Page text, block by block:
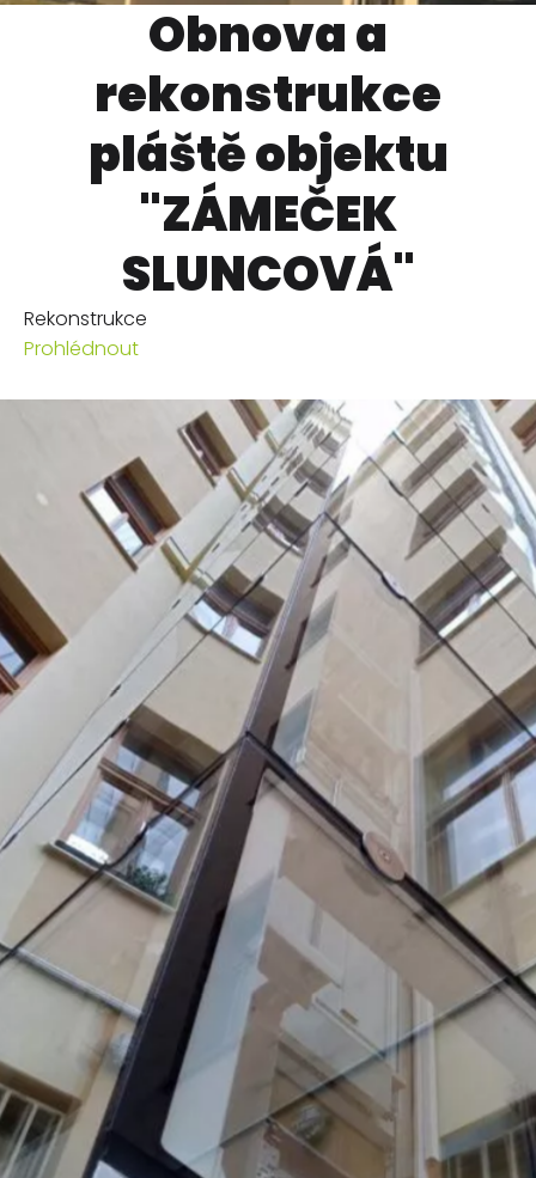
Obnova a
rekonstrukce
pláště objektu
"ZÁMEČEK
SLUNCOVÁ"
Rekonstrukce
Prohlédnout